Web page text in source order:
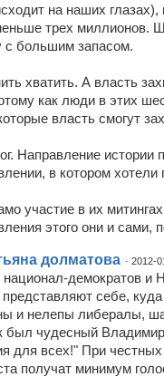
на наших
трех миллионов.
с большим запасом.
хватить. А власть
как люди в этих
власть смогут
Направление истории
в котором
участие в их
этого они и сами,
долматова · 2012-
демократов и
себе,
и нелепы либералы,
был чудесный
для всех!" При
получат минимум